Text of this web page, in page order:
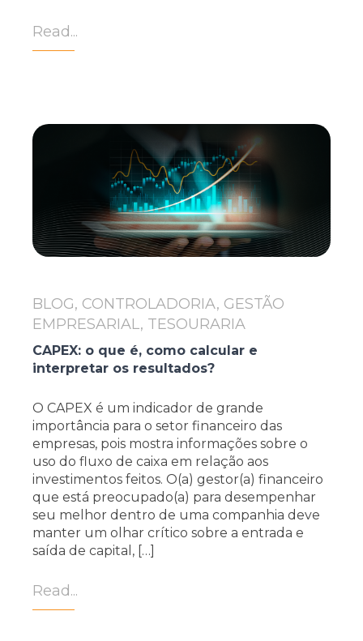
Read...
BLOG, CONTROLADORIA, GESTÃO
EMPRESARIAL, TESOURARIA
CAPEX: o que é, como calcular e
interpretar os resultados?
O CAPEX é um indicador de grande
importância para o setor financeiro das
empresas, pois mostra informações sobre o
uso do fluxo de caixa em relação aos
investimentos feitos. O(a) gestor(a) financeiro
que está preocupado(a) para desempenhar
seu melhor dentro de uma companhia deve
manter um olhar crítico sobre a entrada e
saída de capital, […]
Read...